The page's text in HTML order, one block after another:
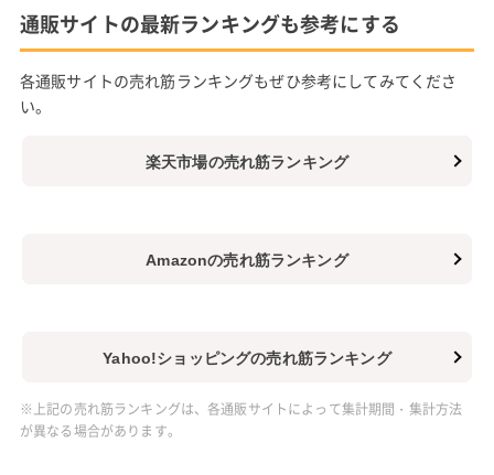
通販サイトの最新ランキングも参考にする
各通販サイトの売れ筋ランキングもぜひ参考にしてみてくださ
い。
楽天市場の売れ筋ランキング
Amazonの売れ筋ランキング
Yahoo!ショッピングの売れ筋ランキング
※上記の売れ筋ランキングは、各通販サイトによって集計期間・集計方法
が異なる場合があります。